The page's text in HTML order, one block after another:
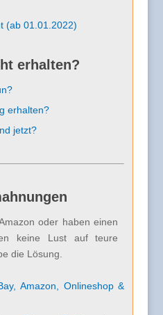
(ab 01.01.2022)
erhalten?
erhalten?
jetzt?
oder haben einen
keine Lust auf teure
die Lösung.
Amazon, Onlineshop &